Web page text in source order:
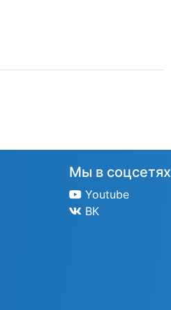
Мы в соцсетях
Youtube
ВК